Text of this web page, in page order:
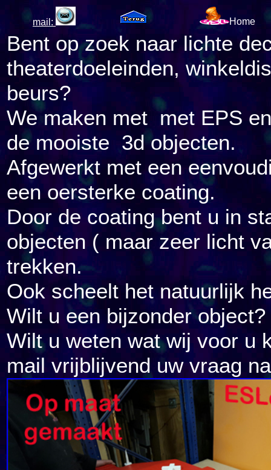
mail: Home
Bent op zoek naar lichte
theaterdoeleinden,
beurs?
We maken met met EPS
de mooiste 3d objecten.
Afgewerkt met een
een oersterke coating.
Door de coating bent u in
objecten ( maar zeer licht
trekken.
Ook scheelt het natuurlijk
Wilt u een bijzonder object?
Wilt u weten wat wij voor u
mail vrijblijvend uw vraag